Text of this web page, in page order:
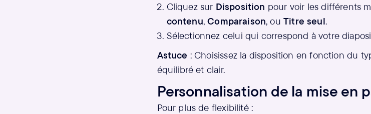
Cliquez sur Disposition pour voir les différents
contenu,Comparaison, ouTitre seul.
Sélectionnez celui qui correspond à votre
Astuce : Choisissez la disposition en fonction du
équilibré et clair.
Personnalisation de la mise en
Pour plus de flexibilité :